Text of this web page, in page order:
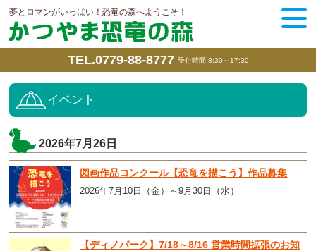
夢とロマンがいっぱい！恐竜の森へようこそ！
TEL.0779-88-8777 受付時間 8:30～17:30
イベント
2026年7月26日
図画作品コンクール【恐竜を描こう】作品募集
2026年7月10日（金）～9月30日（水）
【ディノパーク】7/18～8/16 営業時間拡張のお知